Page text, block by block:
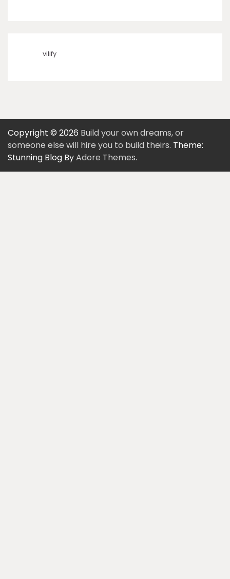
vilify
Copyright © 2026 Build your own dreams, or
someone else will hire you to build theirs. Theme:
Stunning Blog ByAdore Themes.